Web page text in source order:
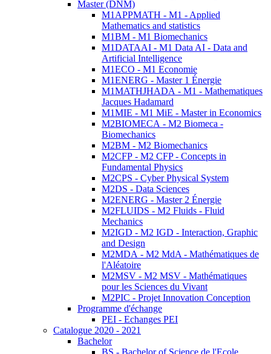
Master (DNM)
M1APPMATH - M1 - Applied
Mathematics and statistics
M1BM - M1 Biomechanics
M1DATAAI - M1 Data AI - Data and
Artificial Intelligence
M1ECO - M1 Economie
M1ENERG - Master 1 Énergie
M1MATHJHADA - M1 - Mathematiques
Jacques Hadamard
M1MIE - M1 MiE - Master in Economics
M2BIOMECA - M2 Biomeca -
Biomechanics
M2BM - M2 Biomechanics
M2CFP - M2 CFP - Concepts in
Fundamental Physics
M2CPS - Cyber Physical System
M2DS - Data Sciences
M2ENERG - Master 2 Énergie
M2FLUIDS - M2 Fluids - Fluid
Mechanics
M2IGD - M2 IGD - Interaction, Graphic
and Design
M2MDA - M2 MdA - Mathématiques de
l'Aléatoire
M2MSV - M2 MSV - Mathématiques
pour les Sciences du Vivant
M2PIC - Projet Innovation Conception
Programme d'échange
PEI - Echanges PEI
Catalogue 2020 - 2021
Bachelor
BS - Bachelor of Science de l'Ecole